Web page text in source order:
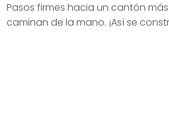
Pasos firmes hacia un cantón
caminan de la mano. ¡Así se